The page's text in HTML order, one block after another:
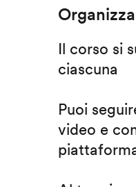
Il corso si
ciascuna
Puoi
video e